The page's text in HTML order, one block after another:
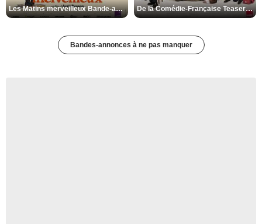
Les Matins merveilleux Bande-annonce VF De la Comédie-Française Teaser VF
Bandes-annonces à ne pas manquer